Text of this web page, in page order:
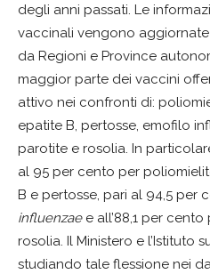
degli anni passati. Le
vaccinali vengono
da Regioni e Province
maggior parte dei vaccini
attivo nei confronti di:
epatite B, pertosse, emofilo
parotite e rosolia. In
al 95 per cento per
B e pertosse, pari al 94,5 per
influenzaee all’88,1 per
rosolia. Il Ministero e l’Istituto
studiando tale flessione nei